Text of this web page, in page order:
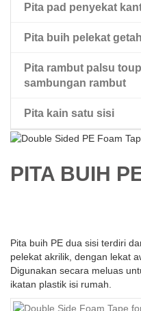
Pita pad penyekat
Pita buih pelekat getah
Pita rambut palsu
sambungan rambut
pita dua sisi rambut
Pita kain satu sisi
PITA BUIH
Pita buih PE dua sisi terdiri
pelekat akrilik, dengan lekat
Digunakan secara meluas
ikatan plastik isi rumah.